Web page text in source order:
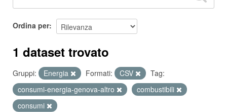
Ordina per
1 dataset trovato
Gruppi: Energia Formati: CSV
Tag:
consumi-energia-genova-altro
combustibili
consumi